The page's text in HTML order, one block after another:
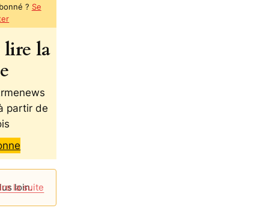
? Se
lire la
partir de
loin.
la suite